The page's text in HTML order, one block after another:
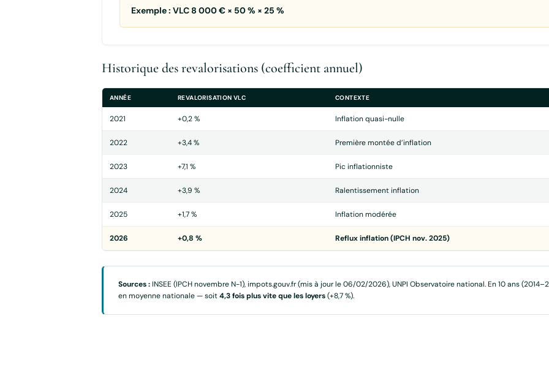
Exemple : VLC 8 000 € × 50 % × 25 %
Historique des revalorisations (coefficient annuel)
ANNÉE REVALORISATION VLC CONTEXTE
2021 +0,2 % Inflation quasi-nulle
2022 +3,4 % Première montée d’inflation
2023 +7,1 % Pic inflationniste
2024 +3,9 % Ralentissement inflation
2025 +1,7 % Inflation modérée
2026 +0,8 % Reflux inflation (IPCH nov. 2025)
Sources :INSEE (IPCH novembre N-1), impots.gouv.fr (mis à jour le 06/02/2026), UNPI Observatoire national. En 10 ans
en moyenne nationale — soit4,3 fois plus vite que les loyers(+8,7 %).